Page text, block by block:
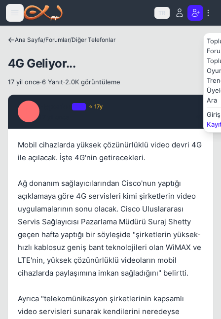
Icerige atla
TR
Ara
Giriş
Ana Sayfa/Forumlar/Diğer Telefonlar
4G Geliyor...
17 yil once·6 Yanıt·2.0K görüntüleme
⭐ 17y
Mobil cihazlarda yüksek çözünürlüklü video devri 4G
ile açılacak. İşte 4G'nin getirecekleri.
Ağ donanım sağlayıcılarından Cisco'nun yaptığı
açıklamaya göre 4G servisleri kimi şirketlerin video
uygulamalarının sonu olacak. Cisco Uluslararası
Servis Sağlayıcısı Pazarlama Müdürü Suraj Shetty
geçen hafta yaptığı bir söyleşide "şirketlerin yüksek-
hızlı kablosuz geniş bant teknolojileri olan WiMAX ve
LTE'nin, yüksek çözünürlüklü videoların mobil
cihazlarda paylaşımına imkan sağladığını" belirtti.
Ayrıca "telekomünikasyon şirketlerinin kapsamlı
video servisleri sunarak kendilerini neredeyse
Kapat